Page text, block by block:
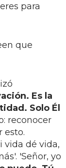
para
que
Es la
Solo Él
reconocer
esto.
vida dé vida,
'Señor, yo